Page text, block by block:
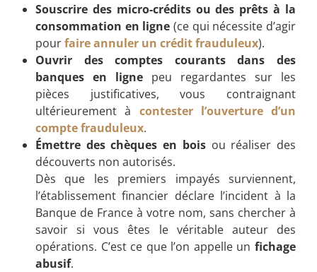
Souscrire des micro-crédits ou des prêts à la
consommation en ligne (ce qui nécessite d’agir
pourfaire annuler un crédit frauduleux).
Ouvrir des comptes courants dans des
banques en ligne peu regardantes sur les
pièces justificatives, vous contraignant
ultérieurement à contester l’ouverture d’un
compte frauduleux.
Émettre des chèques en boisou réaliser des
découverts non autorisés.
Dès que les premiers impayés surviennent,
l’établissement financier déclare l’incident à la
Banque de France à votre nom, sans chercher à
savoir si vous êtes le véritable auteur des
opérations. C’est ce que l’on appelle un fichage
abusif.